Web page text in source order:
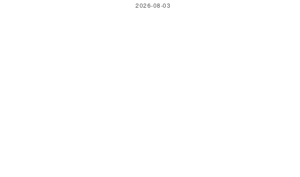
2026-08-03